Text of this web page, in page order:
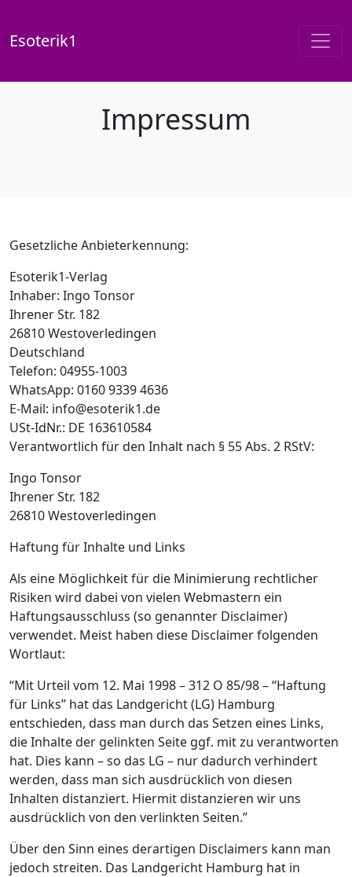
Esoterik1
Impressum
Gesetzliche Anbieterkennung:
Esoterik1-Verlag
Inhaber: Ingo Tonsor
Ihrener Str. 182
26810 Westoverledingen
Deutschland
Telefon: 04955-1003
WhatsApp: 0160 9339 4636
E-Mail: info@esoterik1.de
USt-IdNr.: DE 163610584
Verantwortlich für den Inhalt nach § 55 Abs. 2 RStV:
Ingo Tonsor
Ihrener Str. 182
26810 Westoverledingen
Haftung für Inhalte und Links
Als eine Möglichkeit für die Minimierung rechtlicher
Risiken wird dabei von vielen Webmastern ein
Haftungsausschluss (so genannter Disclaimer)
verwendet. Meist haben diese Disclaimer folgenden
Wortlaut:
“Mit Urteil vom 12. Mai 1998 – 312 O 85/98 – “Haftung
für Links” hat das Landgericht (LG) Hamburg
entschieden, dass man durch das Setzen eines Links,
die Inhalte der gelinkten Seite ggf. mit zu verantworten
hat. Dies kann – so das LG – nur dadurch verhindert
werden, dass man sich ausdrücklich von diesen
Inhalten distanziert. Hiermit distanzieren wir uns
ausdrücklich von den verlinkten Seiten.”
Über den Sinn eines derartigen Disclaimers kann man
jedoch streiten. Das Landgericht Hamburg hat in